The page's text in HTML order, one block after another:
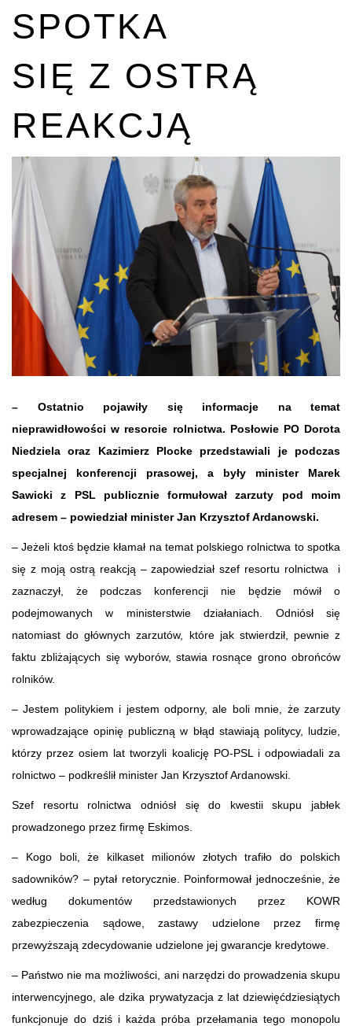
SPOTKA
SIĘ Z OSTRĄ
REAKCJĄ
– Ostatnio pojawiły się informacje na temat
nieprawidłowości w resorcie rolnictwa. Posłowie PO Dorota
Niedziela oraz Kazimierz Plocke przedstawiali je podczas
specjalnej konferencji prasowej, a były minister Marek
Sawicki z PSL publicznie formułował zarzuty pod moim
adresem – powiedział minister Jan Krzysztof Ardanowski.
– Jeżeli ktoś będzie kłamał na temat polskiego rolnictwa to spotka
się z moją ostrą reakcją – zapowiedział szef resortu rolnictwa i
zaznaczył, że podczas konferencji nie będzie mówił o
podejmowanych w ministerstwie działaniach. Odniósł się
natomiast do głównych zarzutów, które jak stwierdził, pewnie z
faktu zbliżających się wyborów, stawia rosnące grono obrońców
rolników.
– Jestem politykiem i jestem odporny, ale boli mnie, że zarzuty
wprowadzające opinię publiczną w błąd stawiają politycy, ludzie,
którzy przez osiem lat tworzyli koalicję PO-PSL i odpowiadali za
rolnictwo – podkreślił minister Jan Krzysztof Ardanowski.
Szef resortu rolnictwa odniósł się do kwestii skupu jabłek
prowadzonego przez firmę Eskimos.
– Kogo boli, że kilkaset milionów złotych trafiło do polskich
sadowników? – pytał retorycznie. Poinformował jednocześnie, że
według dokumentów przedstawionych przez KOWR
zabezpieczenia sądowe, zastawy udzielone przez firmę
przewyższają zdecydowanie udzielone jej gwarancje kredytowe.
– Państwo nie ma możliwości, ani narzędzi do prowadzenia skupu
interwencyjnego, ale dzika prywatyzacja z lat dziewięćdziesiątych
funkcjonuje do dziś i każda próba przełamania tego monopolu